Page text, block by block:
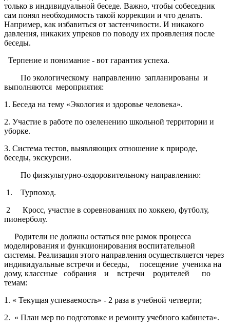
только в индивидуальной беседе. Важно, чтобы собеседник
сам понял необходимость такой коррекции и что делать.
Например, как избавиться от застенчивости. И никакого
давления, никаких упреков по поводу их проявления после
беседы.
Терпение и понимание - вот гарантия успеха.
По экологическому направлению запланированы и
выполняются мероприятия:
1. Беседа на тему «Экология и здоровье человека».
2. Участие в работе по озеленению школьной территории и
уборке.
3. Система тестов, выявляющих отношение к природе,
беседы, экскурсии.
По физкультурно-оздоровительному направлению:
1. Турпоход.
2 Кросс, участие в соревнованиях по хоккею, футболу,
пионерболу.
Родители не должны остаться вне рамок процесса
моделирования и функционирования воспитательной
системы. Реализация этого направления осуществляется через
индивидуальные встречи и беседы, посещение уче­ника на
дому, классные собрания и встречи родителей по
темам:
1. « Текущая успеваемость» - 2 раза в учебной четверти;
2. « План мер по подготовке и ремонту учебного кабинета».